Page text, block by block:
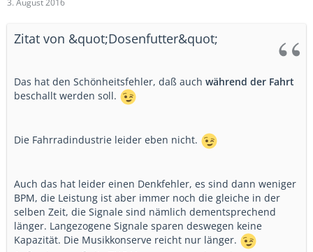
3. August 2016
Zitat von &quot;Dosenfutter&quot;
Das hat den Schönheitsfehler, daß auch während der Fahrt
beschallt werden soll.
Die Fahrradindustrie leider eben nicht.
Auch das hat leider einen Denkfehler, es sind dann weniger
BPM, die Leistung ist aber immer noch die gleiche in der
selben Zeit, die Signale sind nämlich dementsprechend
länger. Langezogene Signale sparen deswegen keine
Kapazität. Die Musikkonserve reicht nur länger.